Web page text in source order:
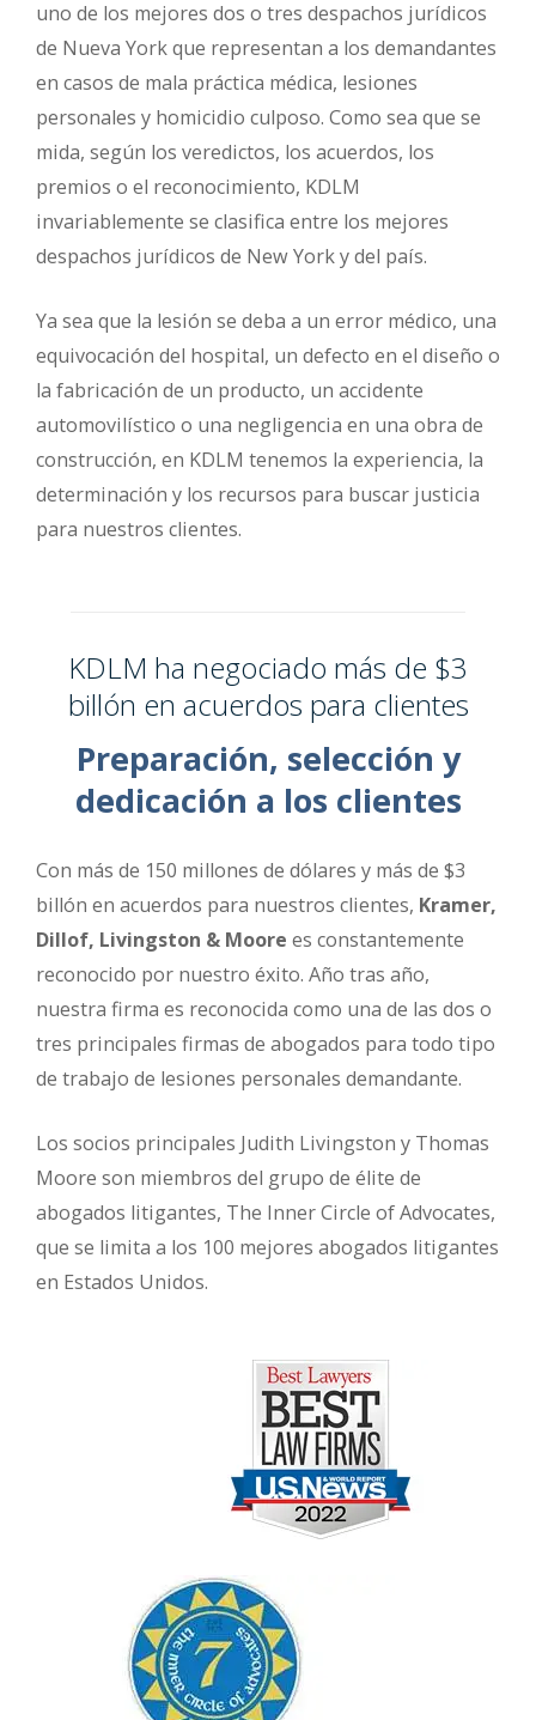
uno de los mejores dos o tres despachos jurídicos
de Nueva York que representan a los demandantes
en casos de mala práctica médica, lesiones
personales y homicidio culposo. Como sea que se
mida, según los veredictos, los acuerdos, los
premios o el reconocimiento, KDLM
invariablemente se clasifica entre los mejores
despachos jurídicos de New York y del país.
Ya sea que la lesión se deba a un error médico, una
equivocación del hospital, un defecto en el diseño o
la fabricación de un producto, un accidente
automovilístico o una negligencia en una obra de
construcción, en KDLM tenemos la experiencia, la
determinación y los recursos para buscar justicia
para nuestros clientes.
KDLM ha negociado más de $3
billón en acuerdos para clientes
Preparación, selección y
dedicación a los clientes
Con más de 150 millones de dólares y más de $3
billón en acuerdos para nuestros clientes, Kramer,
Dillof, Livingston & Moore es constantemente
reconocido por nuestro éxito. Año tras año,
nuestra firma es reconocida como una de las dos o
tres principales firmas de abogados para todo tipo
de trabajo de lesiones personales demandante.
Los socios principales Judith Livingston y Thomas
Moore son miembros del grupo de élite de
abogados litigantes, The Inner Circle of Advocates,
que se limita a los 100 mejores abogados litigantes
en Estados Unidos.